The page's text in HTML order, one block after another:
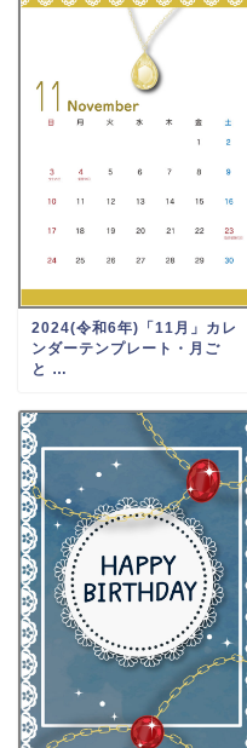
2024(令和6年)「11月」カレ
ンダーテンプレート・月ご
と …